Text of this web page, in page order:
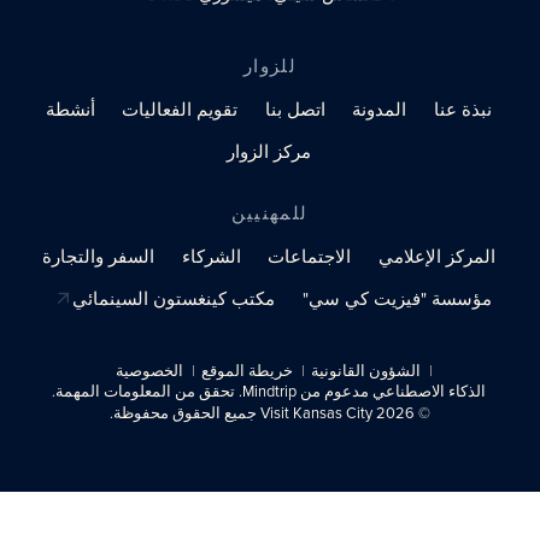
للزوار
نبذة عنا
المدونة اتصل بنا تقويم الفعاليات
أنشطة
مركز الزوار
للمهنيين
المركز الإعلامي
الاجتماعات الشركاء
السفر والتجارة
مؤسسة "فيزيت كي سي"
مكتب كينغستون السينمائي
الشؤون القانونية خريطة الموقع
الخصوصية
الذكاء الاصطناعي مدعوم من Mindtrip. تحقق من المعلومات المهمة.
© 2026 Visit Kansas City جميع الحقوق محفوظة.